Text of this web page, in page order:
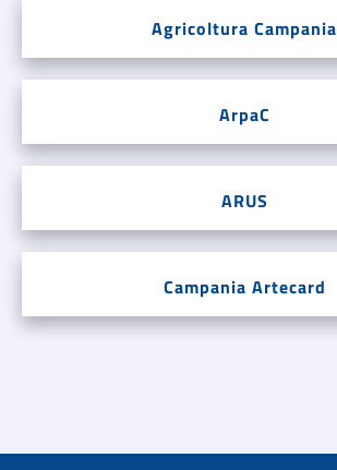
Agricoltura Campania
ArpaC
ARUS
Campania Artecard